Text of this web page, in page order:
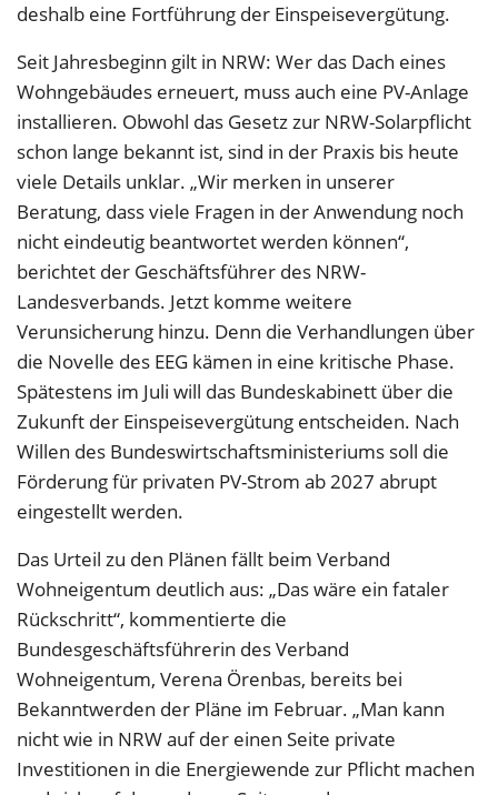
deshalb eine Fortführung der Einspeisevergütung.
Seit Jahresbeginn gilt in NRW: Wer das Dach eines
Wohngebäudes erneuert, muss auch eine PV-Anlage
installieren. Obwohl das Gesetz zur NRW-Solarpflicht
schon lange bekannt ist, sind in der Praxis bis heute
viele Details unklar. „Wir merken in unserer
Beratung, dass viele Fragen in der Anwendung noch
nicht eindeutig beantwortet werden können“,
berichtet der Geschäftsführer des NRW-
Landesverbands. Jetzt komme weitere
Verunsicherung hinzu. Denn die Verhandlungen über
die Novelle des EEG kämen in eine kritische Phase.
Spätestens im Juli will das Bundeskabinett über die
Zukunft der Einspeisevergütung entscheiden. Nach
Willen des Bundeswirtschaftsministeriums soll die
Förderung für privaten PV-Strom ab 2027 abrupt
eingestellt werden.
Das Urteil zu den Plänen fällt beim Verband
Wohneigentum deutlich aus: „Das wäre ein fataler
Rückschritt“, kommentierte die
Bundesgeschäftsführerin des Verband
Wohneigentum, Verena Örenbas, bereits bei
Bekanntwerden der Pläne im Februar. „Man kann
nicht wie in NRW auf der einen Seite private
Investitionen in die Energiewende zur Pflicht machen